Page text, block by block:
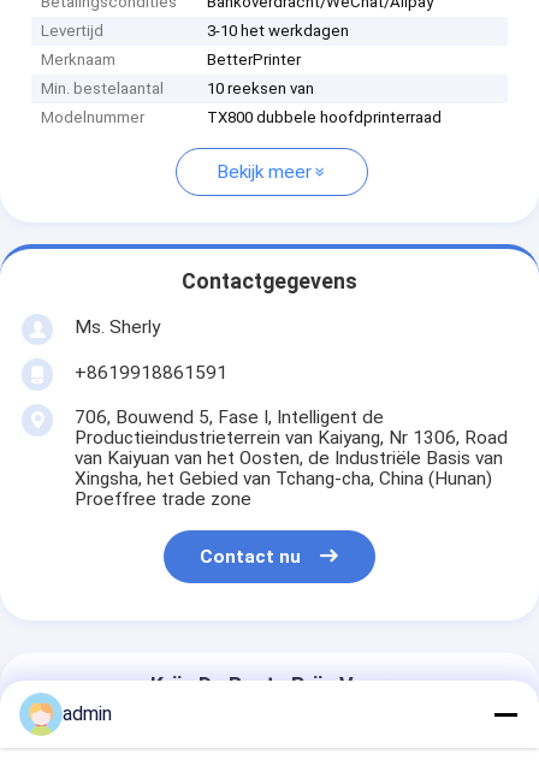
Levertijd
3-10 het werkdagen
Merknaam
BetterPrinter
Min. bestelaantal
10 reeksen van
Modelnummer
TX800 dubbele hoofdprinterraad
Bekijk meer
Contactgegevens
Ms. Sherly
+8619918861591
706, Bouwend 5, Fase I, Intelligent de
Productieindustrieterrein van Kaiyang, Nr 1306, Road
van Kaiyuan van het Oosten, de Industriële Basis van
Xingsha, het Gebied van Tchang-cha, China (Hunan)
Proeffree trade zone
Contact nu
Krijg De Beste Prijs Voor
admin